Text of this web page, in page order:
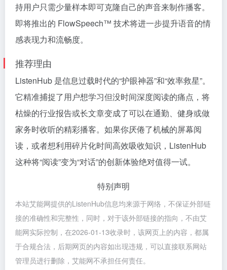
持用户只需少量样本即可克隆自己的声音来制作播客。
即将推出的 FlowSpeech™ 技术将进一步提升语音的情
感表现力和流畅度。
推荐理由
ListenHub 是信息过载时代的“护眼神器”和“效率救星”。
它精准捕捉了用户想学习但没时间深度阅读的痛点，将
枯燥的行业报告或长文章变成了可以在通勤、健身或做
家务时收听的精彩播客。如果你厌倦了机械的屏幕阅
读，或者想利用碎片化时间高效吸收知识，ListenHub
这种将“阅读”变为“对话”的创新体验绝对值得一试。
特别声明
本站艾能网提供的ListenHub信息均来源于网络，不保证外部链
接的准确性和完整性，同时，对于该外部链接的指向，不由艾
能网实际控制，在2026-01-13收录时，该网页上的内容，都属
于合规合法，后期网页的内容如出现违规，可以直接联系网站
管理员进行删除，艾能网不承担任何责任。